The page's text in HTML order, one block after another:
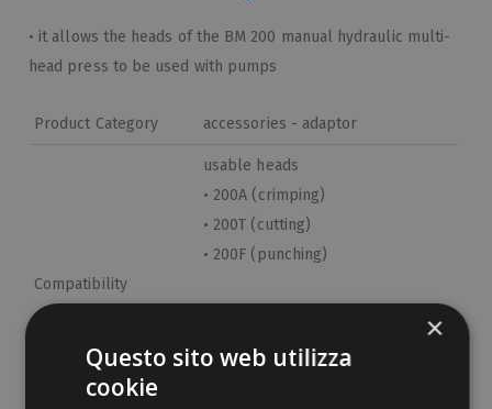
• it allows the heads of the BM 200 manual hydraulic multi-
head press to be used with pumps
Product Category accessories - adaptor
Compatibility
usable heads
• 200A (crimping)
• 200T (cutting)
• 200F (punching)
×
Questo sito web utilizza
cookie